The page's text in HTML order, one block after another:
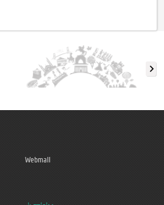
Webmail